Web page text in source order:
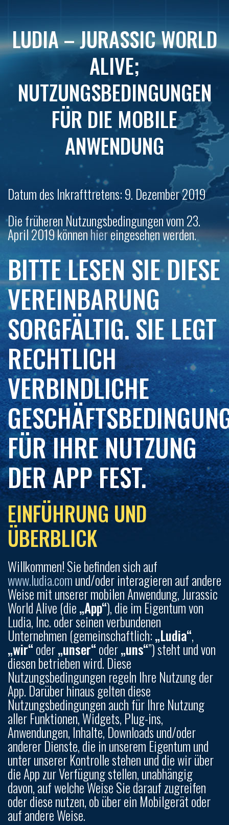
LUDIA – JURASSIC WORLD
ALIVE;
NUTZUNGSBEDINGUNGEN
FÜR DIE MOBILE
ANWENDUNG
Datum des Inkrafttretens: 9. Dezember 2019
Die früheren Nutzungsbedingungen vom 23.
April 2019 könnenhiereingesehen werden.
BITTE LESEN SIE DIESE
VEREINBARUNG
SORGFÄLTIG. SIE LEGT
RECHTLICH
VERBINDLICHE
FÜR IHRE NUTZUNG
DER APP FEST.
EINFÜHRUNG UND
ÜBERBLICK
Willkommen! Sie befinden sich auf
www.ludia.comund/oder interagieren auf andere
Weise mit unserer mobilen Anwendung, Jurassic
World Alive (die„App“), die im Eigentum von
Ludia, Inc. oder seinen verbundenen
Unternehmen (gemeinschaftlich:„Ludia“,
„wir“oder„unser“oder„uns“”) steht und von
diesen betrieben wird. Diese
Nutzungsbedingungen regeln Ihre Nutzung der
App. Darüber hinaus gelten diese
Nutzungsbedingungen auch für Ihre Nutzung
aller Funktionen, Widgets, Plug-ins,
Anwendungen, Inhalte, Downloads und/oder
anderer Dienste, die in unserem Eigentum und
unter unserer Kontrolle stehen und die wir über
die App zur Verfügung stellen, unabhängig
davon, auf welche Weise Sie darauf zugreifen
oder diese nutzen, ob über ein Mobilgerät oder
auf andere Weise.